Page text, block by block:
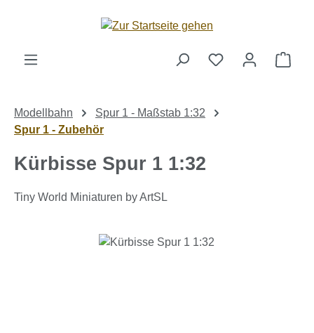
Zum Hauptinhalt springen
Modellbahn
Spur 1 - Maßstab 1:32
Spur 1 - Zubehör
Kürbisse Spur 1 1:32
Tiny World Miniaturen by ArtSL
Bildergalerie überspringen